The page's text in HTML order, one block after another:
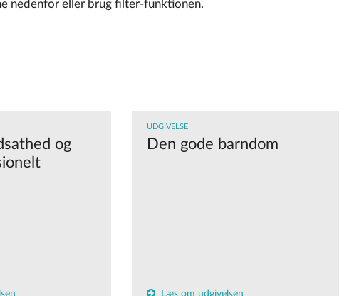
nedenfor eller brug filter-funktionen.
og
UDGIVELSE
Den gode barndom
Læs om udgivelsen